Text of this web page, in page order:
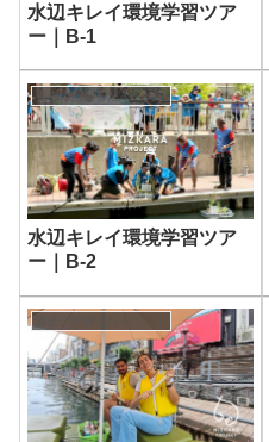
水辺キレイ環境学習ツア
ー｜B-1
過去に開催したイベント
水辺キレイ環境学習ツア
ー｜B-2